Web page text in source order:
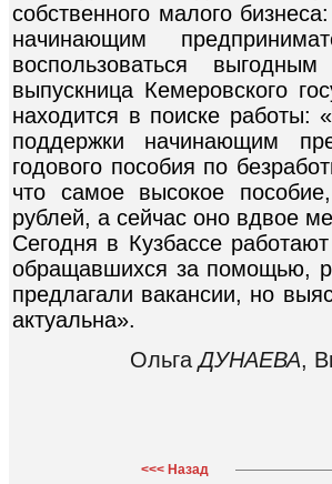
собственного малого
начинающим
воспользоваться
выпускница Кемеровского
находится в поиске работы:
поддержки начинающим
годового пособия по
что самое высокое
рублей, а сейчас оно вдвое
Сегодня в Кузбассе
обращавшихся за помощью,
предлагали вакансии, но
актуальна».
ОльгаДУНАЕВА,
<<< Назад